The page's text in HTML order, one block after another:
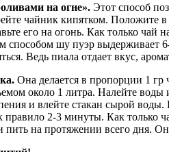
на огне». Этот способ
чайник кипятком. Положите
его на огонь. Как только чай
способом шу пуэр выдерживает
Ведь пиала отдает вкус,
Она делается в пропорции 1
около 1 литра. Налейте
и влейте стакан сырой воды.
правило 2-3 минуты. Как только
пить на протяжении всего дня.